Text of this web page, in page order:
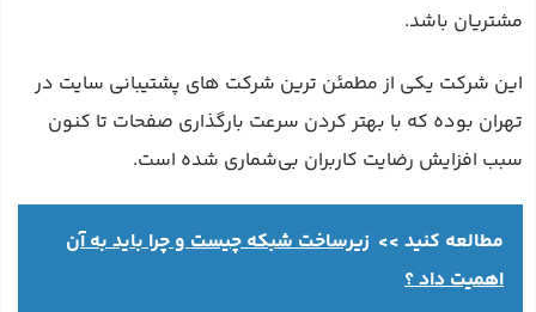
مشتریان باشد.
این شرکت یکی از مطمئن‌ ترین شرکت‌ های پشتیبانی سایت در
تهران بوده که با بهتر کردن سرعت بارگذاری صفحات تا کنون
سبب افزایش رضایت کاربران بی‌شماری شده است.
مطالعه کنید >> زیرساخت شبکه چیست و چرا باید به آن
اهمیت داد ؟